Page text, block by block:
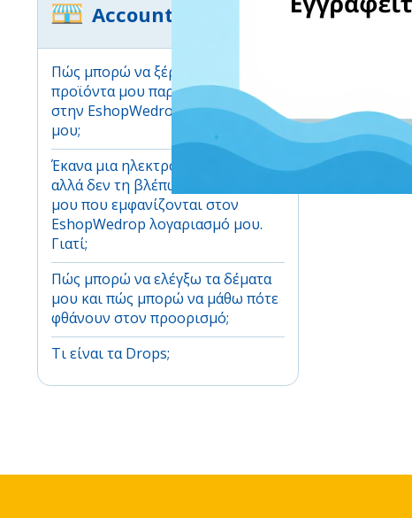
Account
Πώς μπορώ να ξέρω ότι τα
προϊόντα μου παραλήφθηκαν
στην EshopWedrop διεύθυνση
μου;
Έκανα μια ηλεκτρονική αγορά,
αλλά δεν τη βλέπω στα δέματα
μου που εμφανίζονται στον
EshopWedrop λογαριασμό μου.
Γιατί;
Πώς μπορώ να ελέγξω τα δέματα
μου και πώς μπορώ να μάθω πότε
φθάνουν στον προορισμό;
Τι είναι τα Drops;